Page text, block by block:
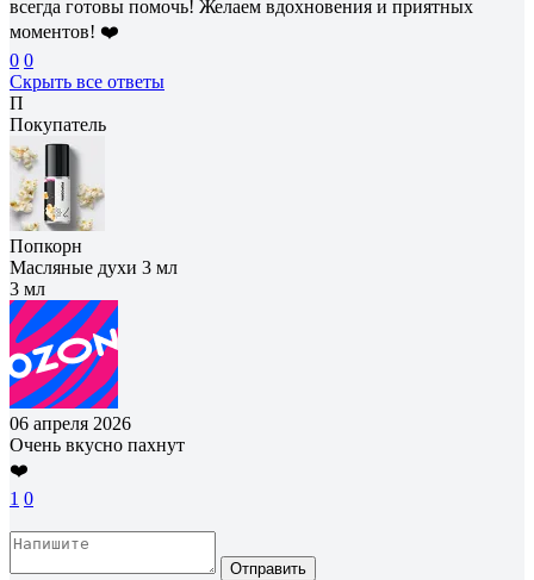
всегда готовы помочь! Желаем вдохновения и приятных
моментов! ❤️
0 0
Скрыть все ответы
П
Покупатель
Попкорн
Масляные духи 3 мл
3 мл
06 апреля 2026
Очень вкусно пахнут
❤️
1 0
Отправить